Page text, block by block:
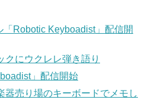
Robotic Keyboadist」配信開
クにウクレレ弾き語り
」配信開始
器売り場のキーボードでメモし